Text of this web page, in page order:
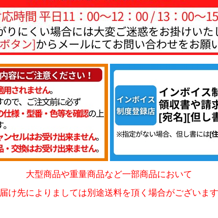
大型商品や重量商品など一部商品において
け先によりましては別途送料を頂く場合がございま